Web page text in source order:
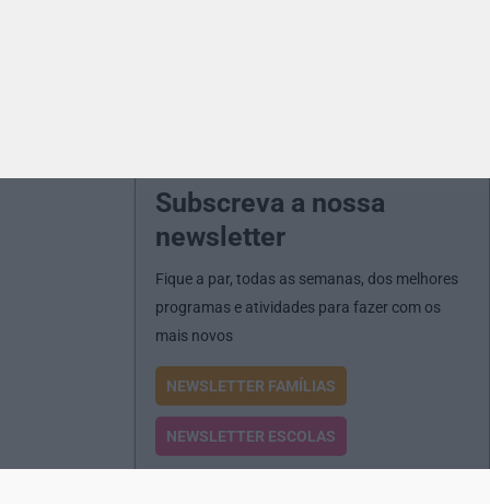
Subscreva a nossa
newsletter
Fique a par, todas as semanas, dos melhores
programas e atividades para fazer com os
mais novos
NEWSLETTER FAMÍLIAS
NEWSLETTER ESCOLAS